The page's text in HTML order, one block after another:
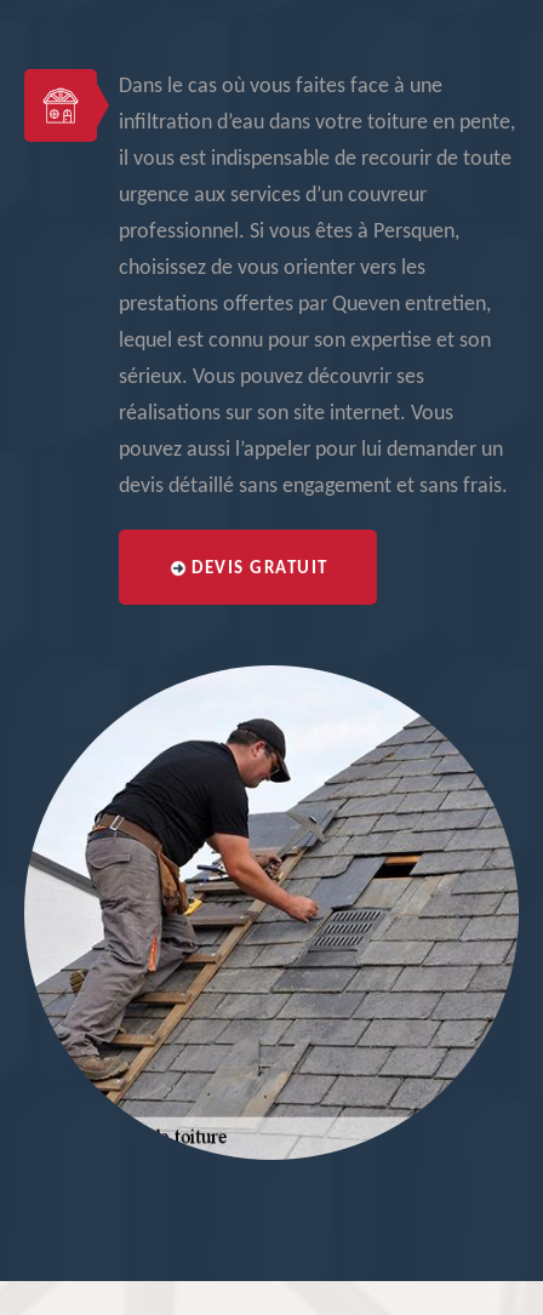
Dans le cas où vous faites face à une
infiltration d’eau dans votre toiture en pente,
il vous est indispensable de recourir de toute
urgence aux services d’un couvreur
professionnel. Si vous êtes à Persquen,
choisissez de vous orienter vers les
prestations offertes par Queven entretien,
lequel est connu pour son expertise et son
sérieux. Vous pouvez découvrir ses
réalisations sur son site internet. Vous
pouvez aussi l’appeler pour lui demander un
devis détaillé sans engagement et sans frais.
DEVIS GRATUIT